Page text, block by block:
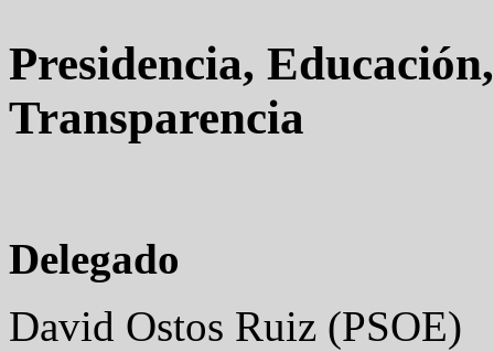
Presidencia,
Transparencia
Delegado
David Ostos Ruiz (PSOE)